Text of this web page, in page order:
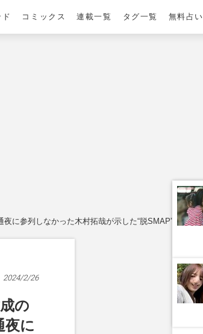
ド コミックス 連載一覧 タグ一覧 無料占い
に参列しなかった木村拓哉が示した“脱SMAP”の意思
2024/2/26
の
夜に